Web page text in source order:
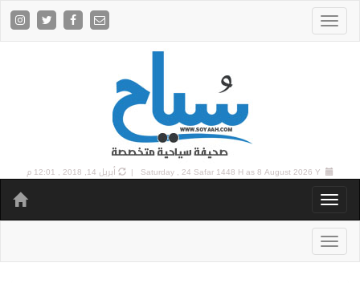
Saturday , 24 Safar 1448 H as8 August 2026 Y | أبريل 14, 2018 , 12:01 م